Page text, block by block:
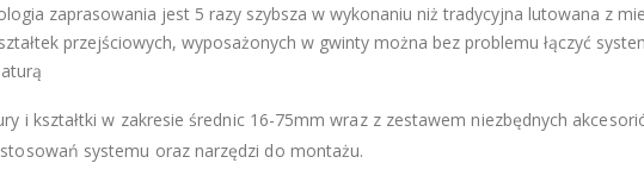
zaprasowania jest 5 razy szybsza w wykonaniu niż tradycyjna lutowana z
przejściowych, wyposażonych w gwinty można bez problemu łączyć
i kształtki w zakresie średnic 16-75mm wraz z zestawem niezbędnych
systemu oraz narzędzi do montażu.